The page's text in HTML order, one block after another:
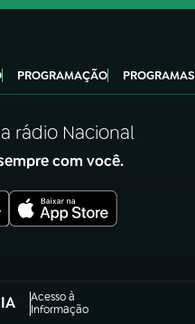
PROGRAMAÇÃO PROGRAMAS
rádio Nacional
com você.
Acesso à
Informação